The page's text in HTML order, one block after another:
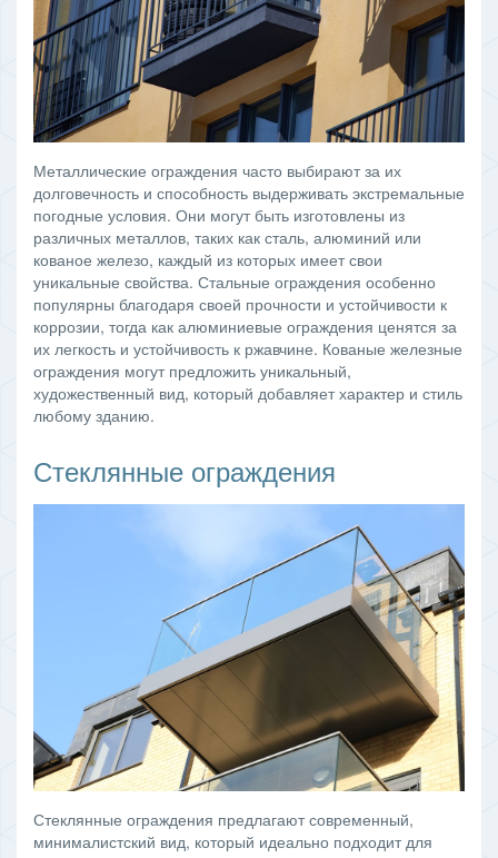
Металлические ограждения часто выбирают за их
долговечность и способность выдерживать экстремальные
погодные условия. Они могут быть изготовлены из
различных металлов, таких как сталь, алюминий или
кованое железо, каждый из которых имеет свои
уникальные свойства. Стальные ограждения особенно
популярны благодаря своей прочности и устойчивости к
коррозии, тогда как алюминиевые ограждения ценятся за
их легкость и устойчивость к ржавчине. Кованые железные
ограждения могут предложить уникальный,
художественный вид, который добавляет характер и стиль
любому зданию.
Стеклянные ограждения
Стеклянные ограждения предлагают современный,
минималистский вид, который идеально подходит для